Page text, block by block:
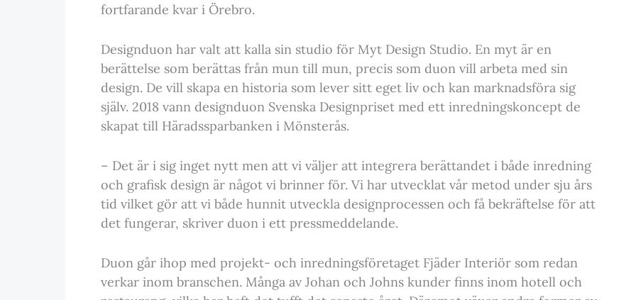
fortfarande kvar i Örebro.
Designduon har valt att kalla sin studio för Myt Design Studio. En myt är en
berättelse som berättas från mun till mun, precis som duon vill arbeta med sin
design. De vill skapa en historia som lever sitt eget liv och kan marknadsföra sig
själv. 2018 vann designduon Svenska Designpriset med ett inredningskoncept de
skapat till Häradssparbanken i Mönsterås.
– Det är i sig inget nytt men att vi väljer att integrera berättandet i både inredning
och grafisk design är något vi brinner för. Vi har utvecklat vår metod under sju års
tid vilket gör att vi både hunnit utveckla designprocessen och få bekräftelse för att
det fungerar, skriver duon i ett pressmeddelande.
Duon går ihop med projekt- och inredningsföretaget Fjäder Interiör som redan
verkar inom branschen. Många av Johan och Johns kunder finns inom hotell och